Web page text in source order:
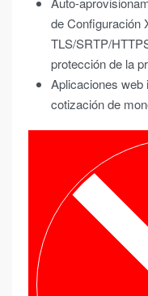
de Configuración
TLS/SRTP/
protección de la
Aplicaciones web
cotización de